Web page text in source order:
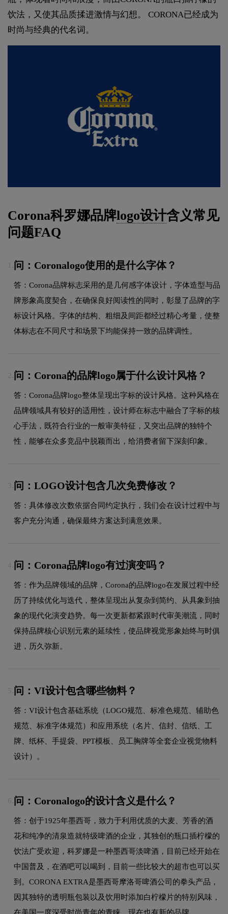
饮法，又使其品质揉进激情与幻想。 CORONA已经成为
时尚与经典的代名词。
Corona科罗娜品牌logo设计含义常见
问题FAQ
问：Coronalogo使用的是什么字体？
答：Corona品牌标志采用的是几何感字体设计，字体造型与品
牌形象高度契合，在确保良好阅读性的同时，彰显了品牌的字
标设计风格。字体的结构、粗细及间距都经过精心考量，使整
体标志在不同尺寸和场景下均能保持一致的品牌调性。
2. 问：Corona的品牌logo属于什么设计风格？
答：Corona品牌logo整体呈现出字标的设计风格。这种风格在
品牌领域具有较好的适用性，设计师在标志中融合了字标的核
心手法，既符合行业的一般审美特征，又突出品牌的独特个
性，能够在众多竞品中脱颖而出，给消费者留下深刻印象。
3. 问：LOGO设计包含几次免费修改？
答：具体修改次数依据合同约定执行，我们会在设计过程中与
客户充分沟通，确保最终方案达到满意效果。
4. 问：Corona品牌logo有过演变吗？
答：作为品牌领域的品牌，Corona的品牌logo在发展过程中经
历了持续优化与迭代，整体呈现出从复杂到简约、从具象到抽
象的现代化演变趋势。每一次更新都紧跟时代审美潮流，同时
保持品牌核心识别元素的延续性，使品牌视觉形象始终与时俱
进，历久弥新。
5. 问：VI设计包含哪些物料？
答：VI设计包含基础系统（LOGO规范、标准色规范、辅助色
规范、标准字体规范）和应用系统（名片、信封、信纸、工
牌、纸杯、手提袋、PPT模板、员工胸牌等全套企业视觉物料
设计）。
6. 问：Coronalogo的设计含义是什么？
答：创于1925年墨西哥，致力于利用优质的大麦、芳香的酒
花和纯净的清泉造就特级啤酒的企业，其独创的瓶口插柠檬的
饮法广受欢迎，科罗娜是一种墨西哥淡啤酒，目前已经开始在
中国普及，在酒吧可以喝到，目前一些比较大的超市也可以买
到。CORONA EXTRA是墨西哥摩洛哥啤酒公司的拳头产品，
因其独特的透明瓶包装以及饮用时添加白柠檬片的特别风味，